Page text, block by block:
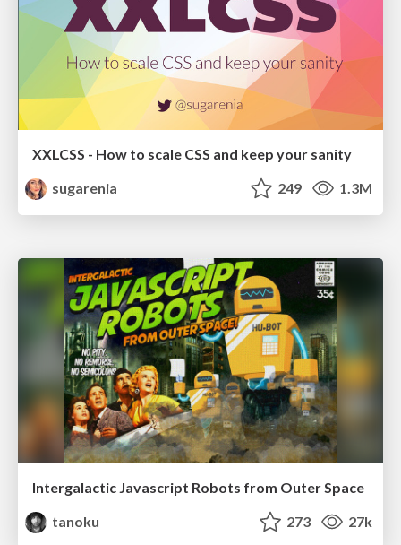
XXLCSS - How to scale CSS and keep your sanity
sugarenia
249 1.3M
Intergalactic Javascript Robots from Outer Space
tanoku
273 27k